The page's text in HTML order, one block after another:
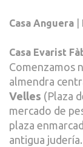
Casa Anguera |
Casa Evarist
Comenzamos
almendra
Velles (Plaza
mercado de
plaza
antigua